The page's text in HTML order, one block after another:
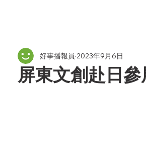
屏東文創赴日
好事播報員 2023年9月6日